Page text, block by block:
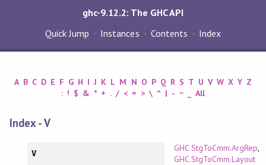
ghc-9.12.2: The GHC API
Quick Jump
Instances Contents Index
A B C D E F G H I J K L M N O P Q R S T U V W X Y Z
: ! $ & * + . / < = > \ ^ | - ~ All
Index - V
V GHC.StgToCmm.ArgRep,
GHC.StgToCmm.Layout